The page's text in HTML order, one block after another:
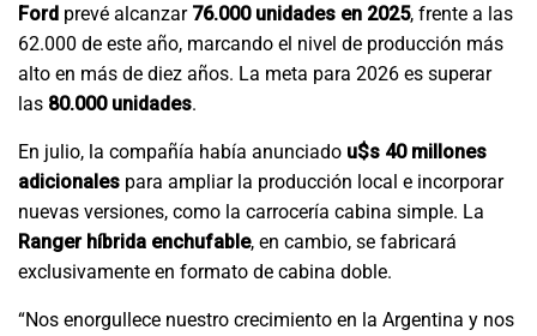
Ford prevé alcanzar 76.000 unidades en 2025, frente a las
62.000 de este año, marcando el nivel de producción más
alto en más de diez años. La meta para 2026 es superar
las 80.000 unidades.
En julio, la compañía había anunciado u$s 40 millones
adicionales para ampliar la producción local e incorporar
nuevas versiones, como la carrocería cabina simple. La
Ranger híbrida enchufable, en cambio, se fabricará
exclusivamente en formato de cabina doble.
“Nos enorgullece nuestro crecimiento en la Argentina y nos